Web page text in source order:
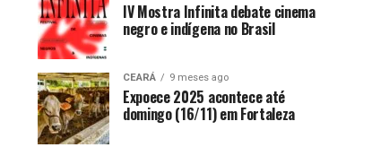
IV Mostra Infinita debate cinema
negro e indígena no Brasil
CEARÁ 9 meses ago
Expoece 2025 acontece até
domingo (16/11) em Fortaleza